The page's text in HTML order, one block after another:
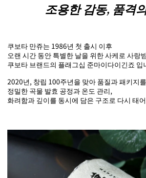
조용한 감동, 품격
쿠보타 만쥬는 1986년 첫 출시 이후
오랜 시간 동안 특별한 날을 위한 사케로 사랑
쿠보타 브랜드의 플래그십 준마이다이긴죠 입
2020년, 창립 100주년을 맞아 품질과 패키지
정밀한 곡물 발효 공정과 온도 관리,
화려함과 깊이를 동시에 담은 구조로 다시 태